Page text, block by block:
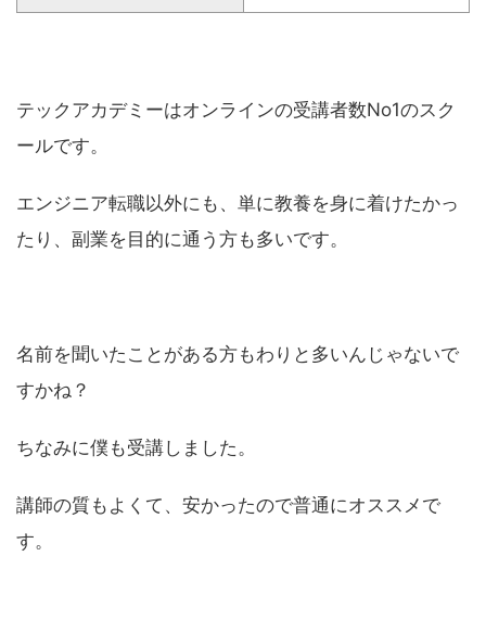
テックアカデミーはオンラインの受講者数No1のスク
ールです。
エンジニア転職以外にも、単に教養を身に着けたかっ
たり、副業を目的に通う方も多いです。
名前を聞いたことがある方もわりと多いんじゃないで
すかね？
ちなみに僕も受講しました。
講師の質もよくて、安かったので普通にオススメで
す。